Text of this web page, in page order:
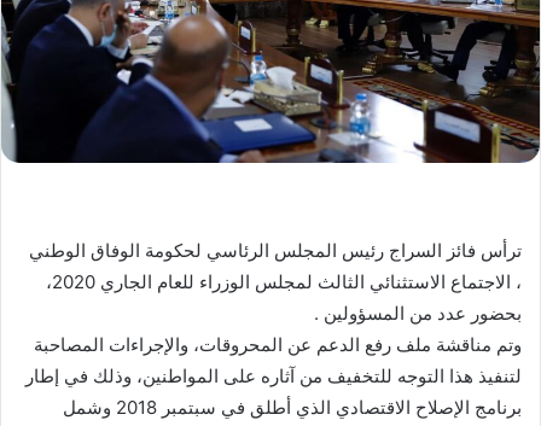
ترأس فائز السراج رئيس المجلس الرئاسي لحكومة الوفاق الوطني
، الاجتماع الاستثنائي الثالث لمجلس الوزراء للعام الجاري 2020،
بحضور عدد من المسؤولين .
وتم مناقشة ملف رفع الدعم عن المحروقات، والإجراءات المصاحبة
لتنفيذ هذا التوجه للتخفيف من آثاره على المواطنين، وذلك في إطار
برنامج الإصلاح الاقتصادي الذي أطلق في سبتمبر 2018 وشمل